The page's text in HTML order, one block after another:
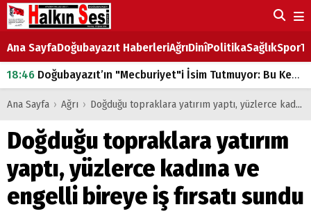
Ana SayfaDoğubayazıt HaberleriAğrıDinîPolitikaSağlıkSpor
18:46 Doğubayazıt’ın "Mecburiyet"i İsim Tutmuyor: Bu Kez de Mem u Zîn Oldu!
07:53Doğubayazıt’ta Ekmek Fiyatlarına Zam
Doğubayazıt'ta çocukların sırtındaki ağır yük
07:00DEVLET ve HÜKÜMET
18:29ÇARŞI CADDESİ YAZ BOZ TAHTASI
Ana Sayfa › Ağrı › Doğduğu topraklara yatırım yaptı, yüzlerce kadına ve engelli bireye iş fırsatı sundu
Doğduğu topraklara yatırım
yaptı, yüzlerce kadına ve
engelli bireye iş fırsatı sundu